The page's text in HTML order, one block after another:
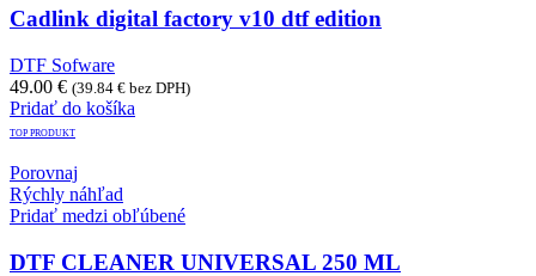
Cadlink digital factory v10 dtf edition
DTF Sofware
49.00 € (39.84 € bez DPH)
Pridať do košíka
TOP PRODUKT
Porovnaj
Rýchly náhľad
Pridať medzi obľúbené
DTF CLEANER UNIVERSAL 250 ML